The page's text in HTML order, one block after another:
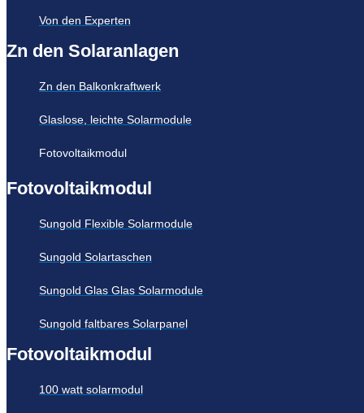
Von den Experten
Zn den Solaranlagen
Zn den Balkonkraftwerk
Glaslose, leichte Solarmodule
Fotovoltaikmodul
Fotovoltaikmodul
Sungold Flexible Solarmodule
Sungold Solartaschen
Sungold Glas Glas Solarmodule
Sungold faltbares Solarpanel
Fotovoltaikmodul
100 watt solarmodul